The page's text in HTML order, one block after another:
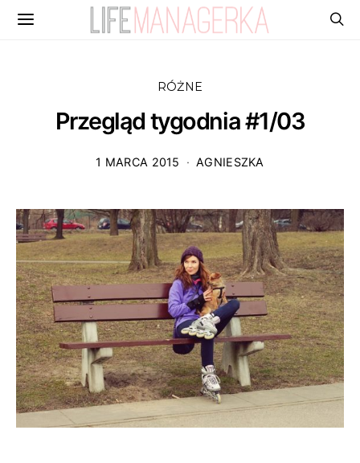
RÓŻNE
Przegląd tygodnia #1/03
1 MARCA 2015 AGNIESZKA